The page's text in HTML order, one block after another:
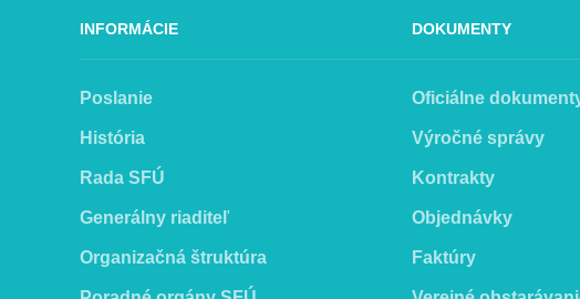
INFORMÁCIE
Poslanie
História
Rada SFÚ
Generálny riaditeľ
Organizačná štruktúra
DOKUMENTY
Oficiálne
Výročné správy
Kontrakty
Objednávky
Faktúry